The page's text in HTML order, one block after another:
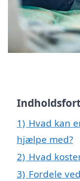
1) Hvad kan
hjælpe med?
2) Hvad
3) Fordele